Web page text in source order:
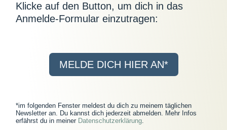
Klicke auf den Button, um dich in das
Anmelde-Formular einzutragen:
MELDE DICH HIER AN*
*im folgenden Fenster meldest du dich zu meinem täglichen
Newsletter an. Du kannst dich jederzeit abmelden. Mehr Infos
erfährst du in meiner Datenschutzerklärung.